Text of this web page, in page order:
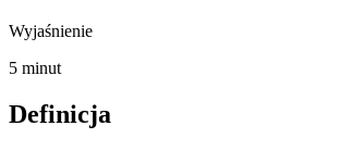
Wyjaśnienie
5 minut
Definicja